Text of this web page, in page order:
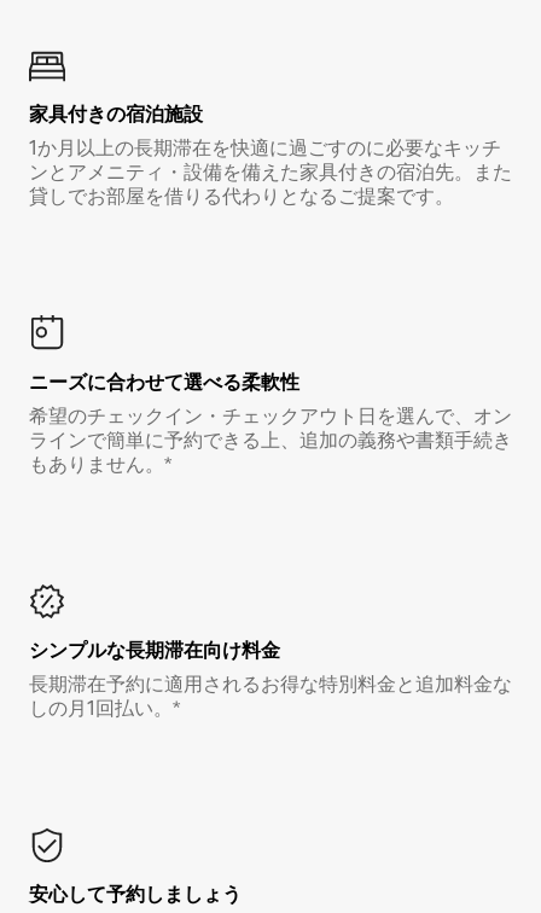
家具付き⁠の宿⁠泊⁠施⁠設
1か月以上の長期滞在を快適に過ごすのに必要なキッチ
ンとアメニティ・設備を備えた家具付きの宿泊先。また
貸しでお部屋を借りる代わりとなるご提案です。
ニーズに合わせて選べる柔軟性
希望のチェックイン・チェックアウト日を選んで、オン
ラインで簡単に予約できる上、追加の義務や書類手続き
もありません。*
シンプルな長期滞在向け料金
長期滞在予約に適用されるお得な特別料金と追加料金な
しの月1回払い。*
安心して予約しましょう